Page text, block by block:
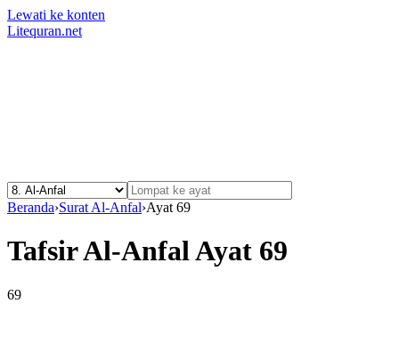
Lewati ke konten
Litequran.net
Beranda›Surat Al-Anfal›Ayat 69
Tafsir Al-Anfal Ayat 69
69